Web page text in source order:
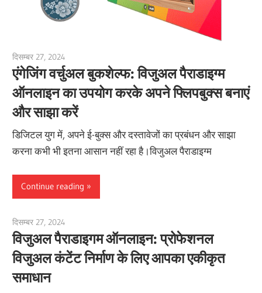
दिसम्बर 27, 2024
एंगेजिंग वर्चुअल बुकशेल्फ: विजुअल पैराडाइग्म
ऑनलाइन का उपयोग करके अपने फ्लिपबुक्स बनाएं
और साझा करें
डिजिटल युग में, अपने ई-बुक्स और दस्तावेजों का प्रबंधन और साझा
करना कभी भी इतना आसान नहीं रहा है।विजुअल पैराडाइग्म
Continue reading
दिसम्बर 27, 2024
विजुअल पैराडाइगम ऑनलाइन: प्रोफेशनल
विजुअल कंटेंट निर्माण के लिए आपका एकीकृत
समाधान